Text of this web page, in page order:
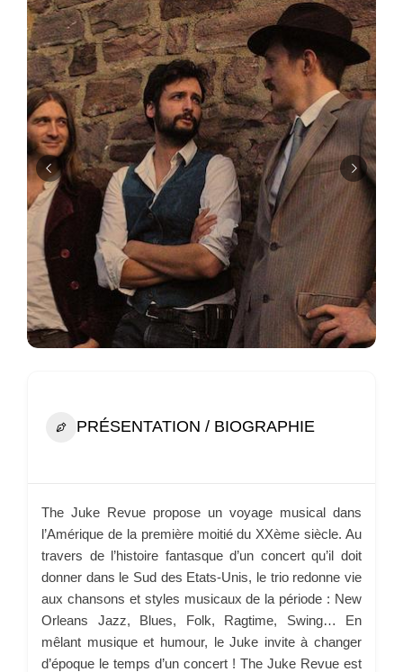
PRÉSENTATION / BIOGRAPHIE
The Juke Revue propose un voyage musical dans
l’Amérique de la première moitié du XXème siècle. Au
travers de l’histoire fantasque d’un concert qu’il doit
donner dans le Sud des Etats-Unis, le trio redonne vie
aux chansons et styles musicaux de la période : New
Orleans Jazz, Blues, Folk, Ragtime, Swing… En
mêlant musique et humour, le Juke invite à changer
d’époque le temps d’un concert ! The Juke Revue est